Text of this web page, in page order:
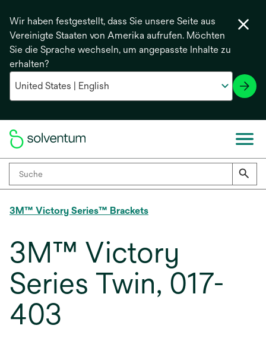
Wir haben festgestellt, dass Sie unsere Seite aus
Vereinigte Staaten von Amerika aufrufen. Möchten
Sie die Sprache wechseln, um angepasste Inhalte zu
erhalten?
3M™ Victory Series™ Brackets
3M™ Victory
Series Twin, 017-
403